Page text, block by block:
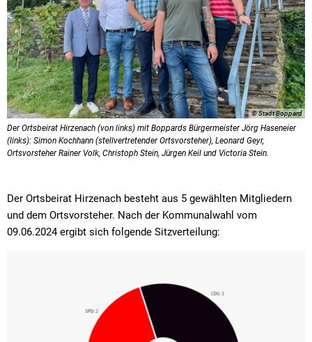
Livestream Sitzungen auf Youtube
Wahlergebnisse
Baugrundstücke
Straßenausbaupläne
Wiederkehrende Straßenausbaubeiträge
Gewerbe-Anmeldung/Ummeldung/
Gewerberegisterauskunft
Haushaltsplan
Satzungen und Richtlinien
Schutzhütten
Vereine und
Bücher-Shop
Anlegezeiten
© Stadt Boppard
Der Ortsbeirat Hirzenach (von links) mit Boppards Bürgermeister Jörg Haseneier
(links): Simon Kochhann (stellvertretender Ortsvorsteher), Leonard Geyr,
Ortsvorsteher Rainer Volk, Christoph Stein, Jürgen Keil und Victoria Stein.
Der Ortsbeirat Hirzenach besteht aus 5 gewählten Mitgliedern
und dem Ortsvorsteher. Nach der Kommunalwahl vom
09.06.2024 ergibt sich folgende Sitzverteilung: